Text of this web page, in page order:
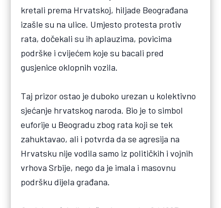
kretali prema Hrvatskoj, hiljade Beograđana
izašle su na ulice. Umjesto protesta protiv
rata, dočekali su ih aplauzima, povicima
podrške i cvijećem koje su bacali pred
gusjenice oklopnih vozila.
Taj prizor ostao je duboko urezan u kolektivno
sjećanje hrvatskog naroda. Bio je to simbol
euforije u Beogradu zbog rata koji se tek
zahuktavao, ali i potvrda da se agresija na
Hrvatsku nije vodila samo iz političkih i vojnih
vrhova Srbije, nego da je imala i masovnu
podršku dijela građana.